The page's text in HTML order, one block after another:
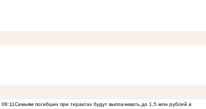
08:11Семьям погибших при терактах будут выплачивать до 1,5 млн рублей в